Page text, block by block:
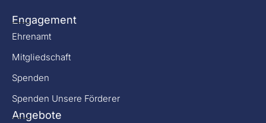
Engagement
Ehrenamt
Mitgliedschaft
Spenden
Spenden Unsere Förderer
Angebote